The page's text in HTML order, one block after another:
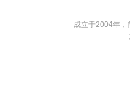
成立于2004年，